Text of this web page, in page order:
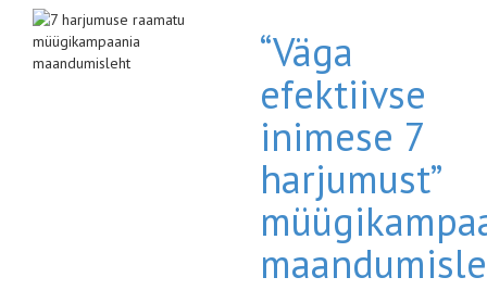
“Väga
efektiivse
inimese 7
harjumust”